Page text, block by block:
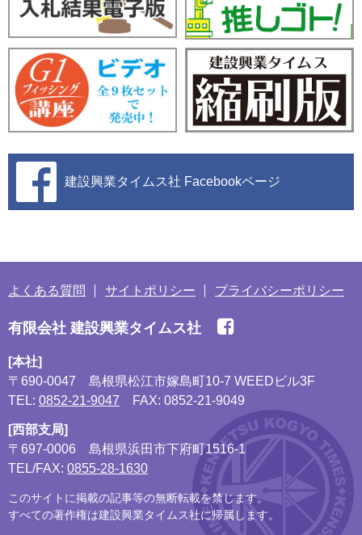
建設興業タイムス社 Facebookページ
よくある質問 サイトポリシー プライバシーポリシー
有限会社 建設興業タイムス社
[本社]
〒690-0047
島根県松江市嫁島町10-7 WEEDビル3F
TEL: 0852-21-9047 FAX: 0852-21-9049
[西部支局]
〒697-0006
島根県浜田市下府町1516-1
TEL/FAX: 0855-28-1630
このサイトに掲載の記事等の無断転載を禁じます。
すべての著作権は建設興業タイムス社に帰属します。